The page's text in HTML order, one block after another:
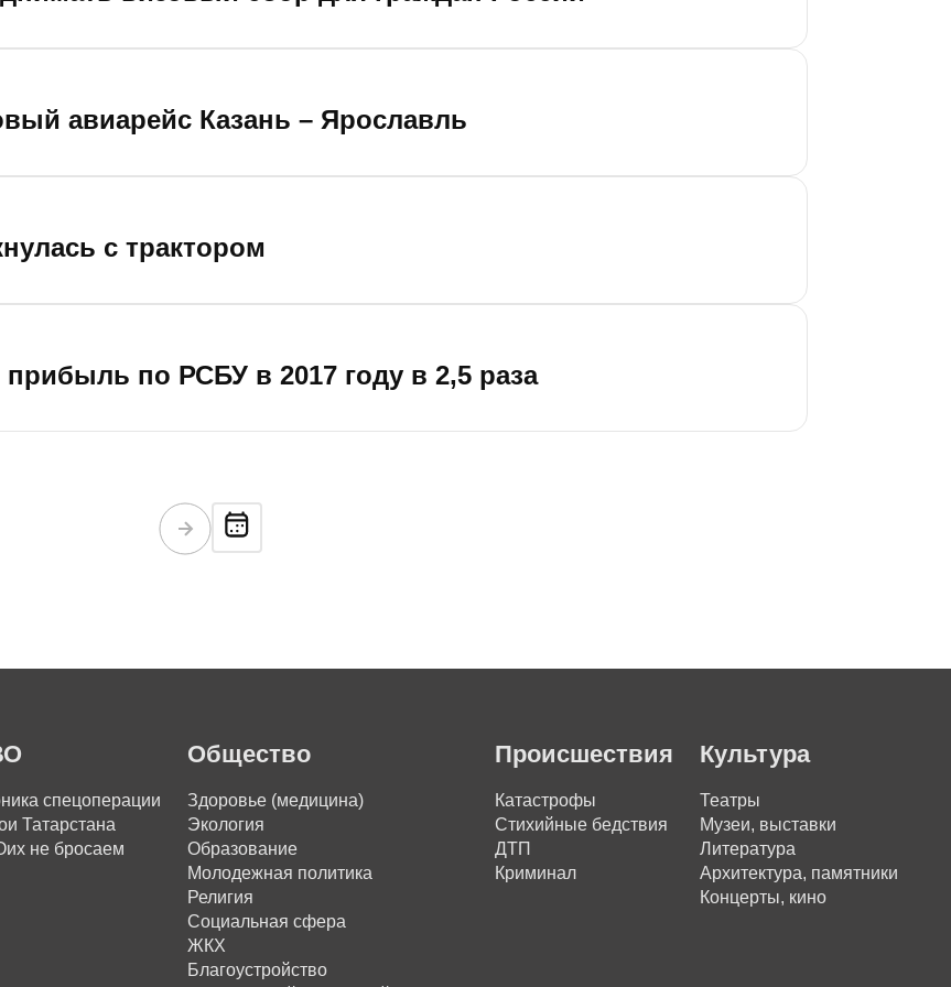
авиарейс Казань – Ярославль
с трактором
по РСБУ в 2017 году в 2,5 раза
спецоперации
Татарстана
не бросаем
Общество
Здоровье (медицина)
Экология
Образование
Молодежная политика
Религия
Социальная сфера
ЖКХ
Благоустройство
Происшествия
Катастрофы
Стихийные бедствия
ДТП
Криминал
Культура
Театры
Музеи, выставки
Литература
Архитектура, памятники
Концерты, кино